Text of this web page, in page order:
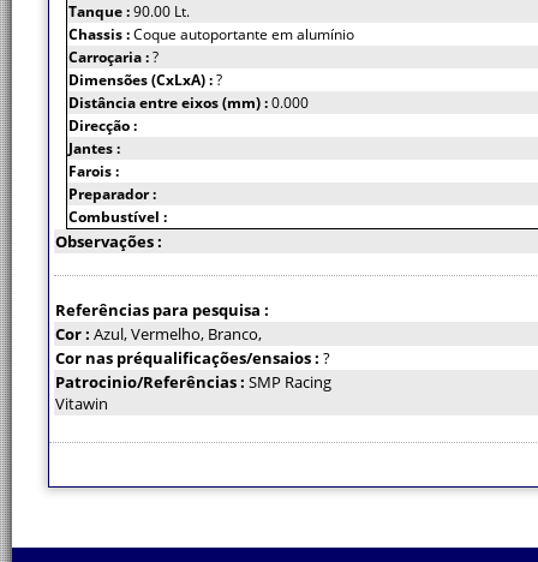
Tanque :90.00 Lt.
Chassis :Coque autoportante em alumínio
Carroçaria :?
Dimensões (CxLxA) :?
Distância entre eixos (mm) :0.000
Direcção :
Jantes :
Farois :
Preparador :
Combustível :
Observações :
Referências para pesquisa :
Cor : Azul, Vermelho, Branco,
Cor nas préqualificações/ensaios : ?
Patrocinio/Referências : SMP Racing
Vitawin